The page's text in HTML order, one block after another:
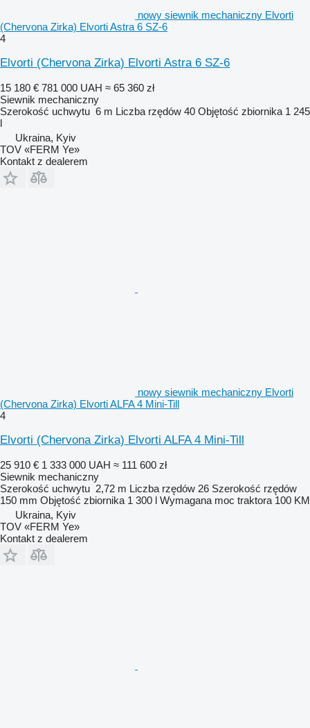
nowy siewnik mechaniczny Elvorti
(Chervona Zirka) Elvorti Astra 6 SZ-6
4
Elvorti (Chervona Zirka) Elvorti Astra 6 SZ-6
15 180 € 781 000 UAH ≈ 65 360 zł
Siewnik mechaniczny
Szerokość uchwytu 6 m Liczba rzędów 40 Objętość zbiornika 1 245
l
Ukraina, Kyiv
TOV «FERM Ye»
Kontakt z dealerem
nowy siewnik mechaniczny Elvorti
(Chervona Zirka) Elvorti ALFA 4 Mini-Till
4
Elvorti (Chervona Zirka) Elvorti ALFA 4 Mini-Till
25 910 € 1 333 000 UAH ≈ 111 600 zł
Siewnik mechaniczny
Szerokość uchwytu 2,72 m Liczba rzędów 26 Szerokość rzędów
150 mm Objętość zbiornika 1 300 l Wymagana moc traktora 100 KM
Ukraina, Kyiv
TOV «FERM Ye»
Kontakt z dealerem